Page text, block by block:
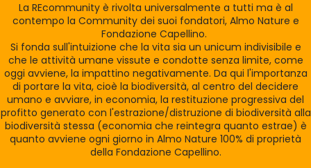
La REcommunity è rivolta universalmente a tutti ma è al
contempo la Community dei suoi fondatori, Almo Nature e
Fondazione Capellino.
Si fonda sull'intuizione che la vita sia un unicum indivisibile e
che le attività umane vissute e condotte senza limite, come
oggi avviene, la impattino negativamente. Da qui l'importanza
di portare la vita, cioè la biodiversità, al centro del decidere
umano e avviare, in economia, la restituzione progressiva del
profitto generato con l'estrazione/distruzione di biodiversità alla
biodiversità stessa (economia che reintegra quanto estrae) è
quanto avviene ogni giorno in Almo Nature 100% di proprietà
della Fondazione Capellino.